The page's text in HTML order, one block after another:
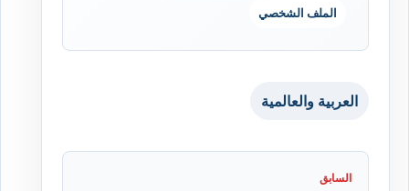
الملف الشخصي
العربية والعالمية
السابق